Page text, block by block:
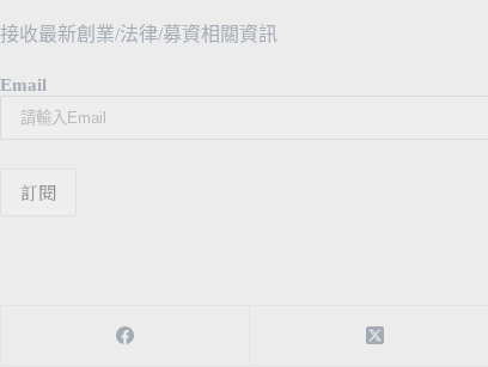
接收最新創業/法律/募資相關資訊
Email